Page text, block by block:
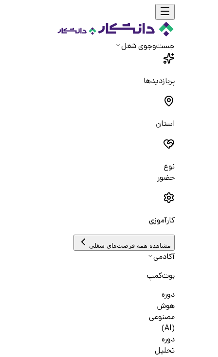
جست‌و‌جوی شغل
پربازدیدها
استان
نوع
حضور
کارآموزی
مشاهده همه فرصت‌های شغلی
آکادمی
بوت‌کمپ
دوره
هوش
مصنوعی
(AI)
دوره
تحلیل